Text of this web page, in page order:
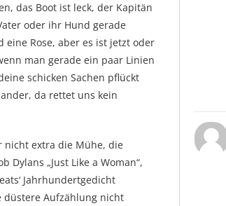
das Boot ist leck, der Kapitän
oder ihr Hund gerade
Rose, aber es ist jetzt oder
man gerade ein paar Linien
schicken Sachen pflückt
da rettet uns kein
nicht extra die Mühe, die
Dylans „Just Like a Woman“,
Jahrhundertgedicht
düstere Aufzählung nicht